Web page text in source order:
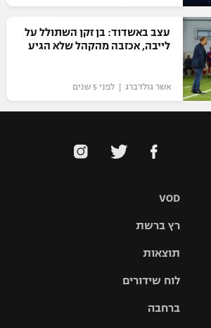
עצב באשדוד: בן זקן השתולל על
לייבה, אכזבה מהקהל שלא הגיע
אשר גולדברג | לפני 5 שנים
VOD
רץ ברשת
תוצאות
לוח שידורים
ברחבה